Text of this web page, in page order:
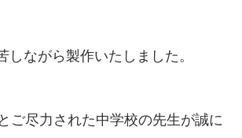
ながら製作いたしました。
ご尽力された中学校の先生が誠に